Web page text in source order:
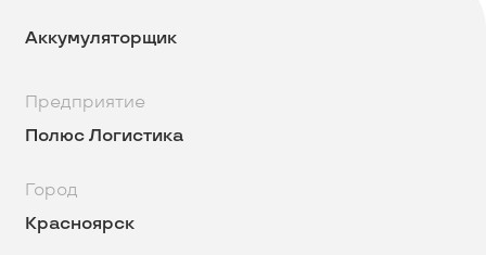
Аккумуляторщик
Предприятие
Полюс Логистика
Город
Красноярск